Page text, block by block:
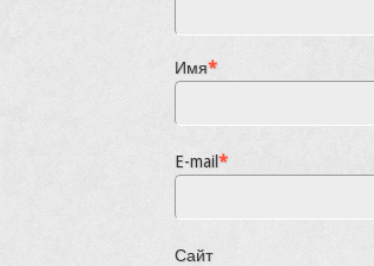
Имя*
E-mail*
Сайт